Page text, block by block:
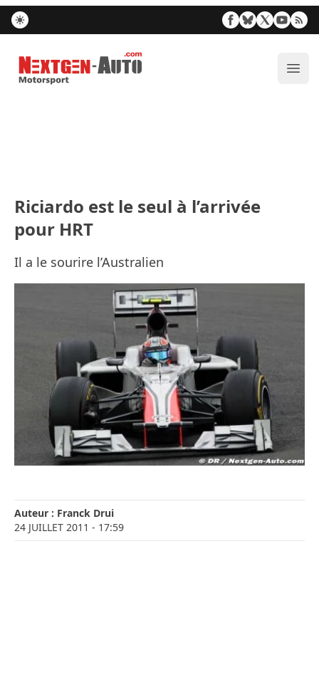
Nextgen-Auto.com
Riciardo est le seul à l’arrivée
pour HRT
Il a le sourire l’Australien
Auteur : Franck Drui
24 JUILLET 2011 - 17:59